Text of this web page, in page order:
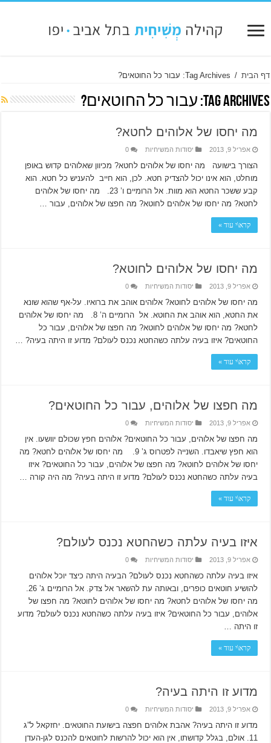
דף הבית / Tag Archives: עבור כל החוטאים?
Tag Archives: עבור כל החוטאים?
מה יחסו של אלוהים לחטא?
אפריל 9, 2013 יסודות המשיחיות 0
הצורך בישועה מה יחסו של אלוהים לחטא? מכיוון שאלוהים קדוש באופן
מוחלט, הוא אינו יכול להצדיק חטא. לכן, הוא חייב להעניש כל חטא. הוא
קבע ששכר החטא הוא מוות. אל הרומיים ו’ 23. מה יחסו של אלוהים
לחטא? מה יחסו של אלוהים לחוטא? מה חפצו של אלוהים, עבור …
קרא\י עוד »
מה יחסו של אלוהים לחוטא?
אפריל 9, 2013 יסודות המשיחיות 0
מה יחסו של אלוהים לחוטא? אלוהים אוהב את ברואיו. על-אף שהוא שונא
את החטא, הוא אוהב את החוטא. אל הרומיים ה’ 8. מה יחסו של אלוהים
לחטא? מה יחסו של אלוהים לחוטא? מה חפצו של אלוהים, עבור כל
החוטאים? איזו בעיה עלתה כשהחטא נכנס לעולם? מדוע זו היתה בעיה? …
קרא\י עוד »
מה חפצו של אלוהים, עבור כל החוטאים?
אפריל 9, 2013 יסודות המשיחיות 0
מה חפצו של אלוהים, עבור כל החוטאים? אלוהים חפץ שכולם יוושעו. אין
הוא חפץ שיאבדו. השנייה לפטרוס ג’ 9. מה יחסו של אלוהים לחטא? מה
יחסו של אלוהים לחוטא? מה חפצו של אלוהים, עבור כל החוטאים? איזו
בעיה עלתה כשהחטא נכנס לעולם? מדוע זו היתה בעיה? מה היה קורה …
קרא\י עוד »
איזו בעיה עלתה כשהחטא נכנס לעולם?
אפריל 9, 2013 יסודות המשיחיות 0
איזו בעיה עלתה כשהחטא נכנס לעולם? הבעיה היתה כיצד יוכל אלוהים
להושיע חוטאים כופרים, ובאותה עת להשאר אל צדק. אל הרומיים ג’ 26.
מה יחסו של אלוהים לחטא? מה יחסו של אלוהים לחוטא? מה חפצו של
אלוהים, עבור כל החוטאים? איזו בעיה עלתה כשהחטא נכנס לעולם? מדוע
זו היתה …
קרא\י עוד »
מדוע זו היתה בעיה?
אפריל 9, 2013 יסודות המשיחיות 0
מדוע זו היתה בעיה? אהבת אלוהים חפצה בישועת החוטאים. יחזקאל ל”ג
11. אולם, בגלל קדושתו, אין הוא יכול להרשות לחוטאים להכנס לגן-העדן